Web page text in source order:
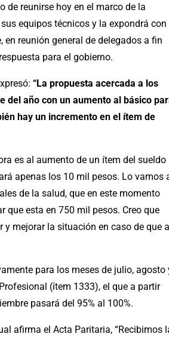
de reunirse hoy en el marco de la
equipos técnicos y la expondrá con
reunión general de delegados a fin
para el gobierno.
“La propuesta acercada a los
del año con un aumento al básico
hay un incremento en el ítem de
es al aumento de un ítem del sueldo
apenas los 10 mil pesos. Lo vamos
de la salud, que en este momento
esta en 750 mil pesos. Creo que
y mejorar la situación en caso de que a
para los meses de julio, agosto
(ítem 1333), el que a partir
pasará del 95% al 100%.
afirma el Acta Paritaria, “Recibimos